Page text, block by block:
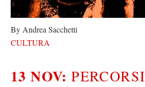
By Andrea Sacchetti
CULTURA
13 NOV:PERCORSI